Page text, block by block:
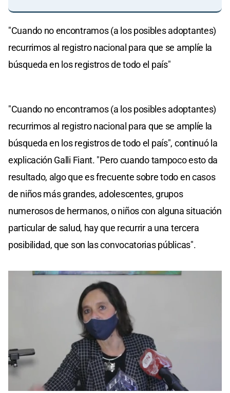
"Cuando no encontramos (a los posibles adoptantes)
recurrimos al registro nacional para que se amplíe la
búsqueda en los registros de todo el país"
"Cuando no encontramos (a los posibles adoptantes)
recurrimos al registro nacional para que se amplíe la
búsqueda en los registros de todo el país", continuó la
explicación Galli Fiant. "Pero cuando tampoco esto da
resultado, algo que es frecuente sobre todo en casos
de niños más grandes, adolescentes, grupos
numerosos de hermanos, o niños con alguna situación
particular de salud, hay que recurrir a una tercera
posibilidad, que son las convocatorias públicas".